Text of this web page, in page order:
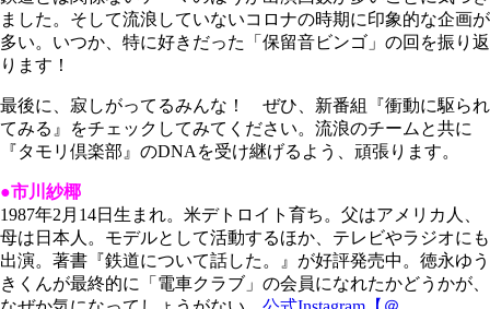
ました。そして流浪していないコロナの時期に印象的な企画が
多い。いつか、特に好きだった「保留音ビンゴ」の回を振り返
ります！
最後に、寂しがってるみんな！ ぜひ、新番組『衝動に駆られ
てみる』をチェックしてみてください。流浪のチームと共に
『タモリ倶楽部』のDNAを受け継げるよう、頑張ります。
●市川紗椰
1987年2月14日生まれ。米デトロイト育ち。父はアメリカ人、
母は日本人。モデルとして活動するほか、テレビやラジオにも
出演。著書『鉄道について話した。』が好評発売中。徳永ゆう
きくんが最終的に「電車クラブ」の会員になれたかどうかが、